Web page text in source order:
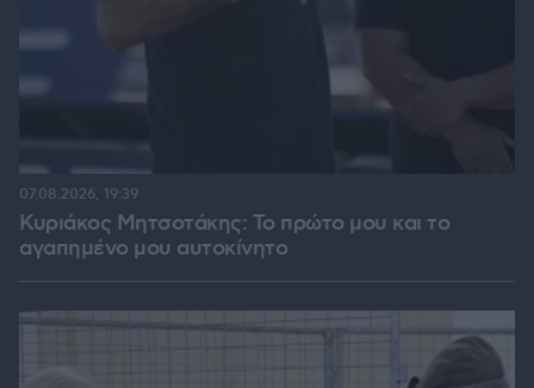
Κυριάκος Μητσοτάκης: Το πρώτο μου και το
αγαπημένο μου αυτοκίνητο
07.08.2026, 19:39